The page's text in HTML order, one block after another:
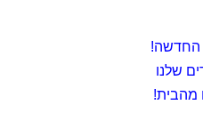
החדשה!
שלנו
מהבית!